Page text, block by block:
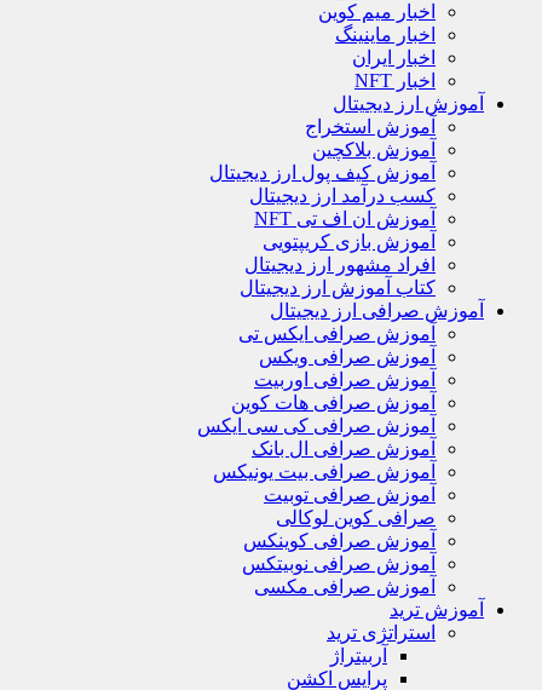
اخبار میم کوین
اخبار ماینینگ
اخبار ایران
اخبار NFT
آموزش ارز دیجیتال
آموزش استخراج
آموزش بلاکچین
آموزش کیف پول ارز دیجیتال
کسب درآمد ارز دیجیتال
آموزش ان اف تی NFT
آموزش بازی کریپتویی
افراد مشهور ارز دیجیتال
کتاب آموزش ارز دیجیتال
آموزش صرافی ارز دیجیتال
آموزش صرافی ایکس تی
آموزش صرافی ویکس
آموزش صرافی اوربیت
آموزش صرافی هات کوین
آموزش صرافی کی سی ایکس
آموزش صرافی ال بانک
آموزش صرافی بیت یونیکس
آموزش صرافی توبیت
صرافی کوین لوکالی
آموزش صرافی کوینکس
آموزش صرافی نوبیتکس
آموزش صرافی مکسی
آموزش ترید
استراتژی‌ ترید
آربیتراژ
پرایس اکشن